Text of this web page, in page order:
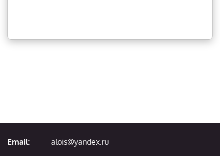
Email: alois@yandex.ru